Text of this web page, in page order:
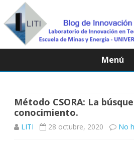
Menú
Saltar
Método CSORA: La
conocimiento.
LITI 28 octubre, 2020 No